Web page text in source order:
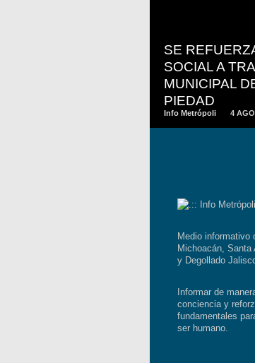
SE
SOCIAL A
MUNICIPAL
PIEDAD
Info Metrópoli 4
Medio informativo
Michoacán, Santa
y Degollado
Informar de
conciencia y
fundamentales
ser humano.